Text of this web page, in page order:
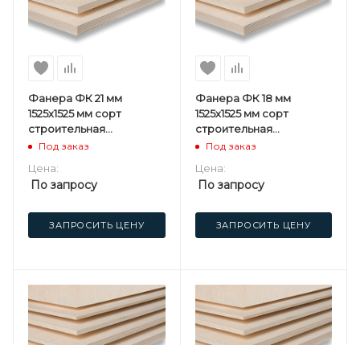
Фанера ФК 21 мм
1525х1525 мм сорт
строительная
нешлифованная
Под заказ
Цена:
По запросу
ЗАПРОСИТЬ ЦЕНУ
Фанера ФК 18 мм
1525х1525 мм сорт
строительная
нешлифованная
Под заказ
Цена:
По запросу
ЗАПРОСИТЬ ЦЕНУ